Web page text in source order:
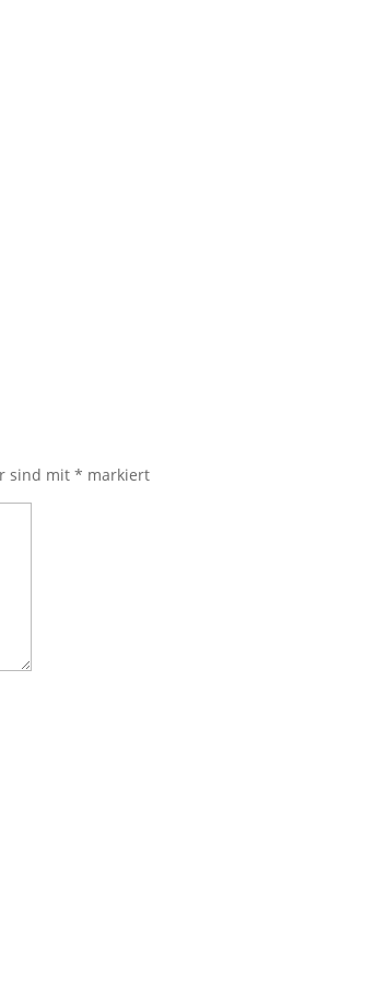
sind mit* markiert